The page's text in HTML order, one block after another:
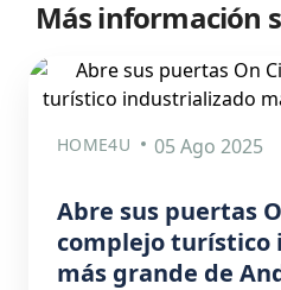
Más información
HOME4U 05 Ago 2025
Abre sus puertas
complejo turístico
más grande de